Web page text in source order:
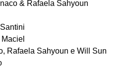
& Rafaela Sahyoun
Rafaela Sahyoun e Will Sun